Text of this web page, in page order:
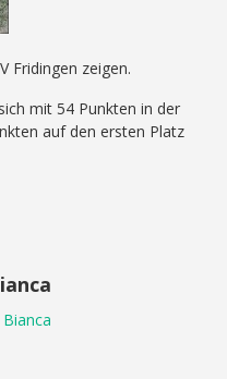
Fridingen zeigen.
mit 54 Punkten in der
auf den ersten Platz